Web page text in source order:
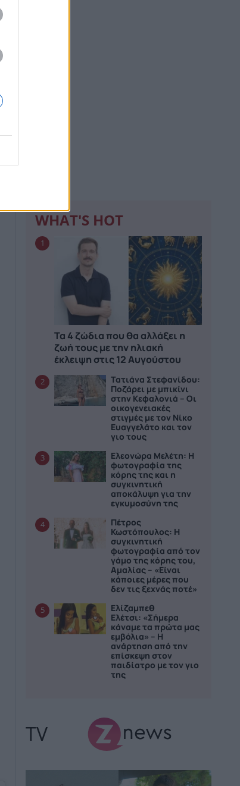
WHAT'S HOT
1
Τα 4 ζώδια που θα αλλάξει η
ζωή τους με την ηλιακή
έκλειψη στις 12 Αυγούστου
2
Τατιάνα Στεφανίδου:
Ποζάρει με μπικίνι
στην Κεφαλονιά – Οι
οικογενειακές
στιγμές με τον Νίκο
Ευαγγελάτο και τον
γιο τους
3
Ελεονώρα Μελέτη: Η
φωτογραφία της
κόρης της και η
συγκινητική
αποκάλυψη για την
εγκυμοσύνη της
4
Πέτρος
Κωστόπουλος: Η
συγκινητική
φωτογραφία από τον
γάμο της κόρης του,
Αμαλίας – «Είναι
κάποιες μέρες που
δεν τις ξεχνάς ποτέ»
5
Ελίζαμπεθ
Ελέτσι: «Σήμερα
κάναμε τα πρώτα μας
εμβόλια» – Η
ανάρτηση από την
επίσκεψη στον
παιδίατρο με τον γιο
της
TV